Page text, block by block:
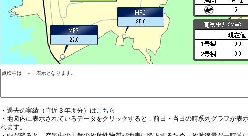
・過去の実績（直近３年度分）はこちら
・地図内に表示されているデータをクリックすると，前日・当日の時系列グラフが表
れます。